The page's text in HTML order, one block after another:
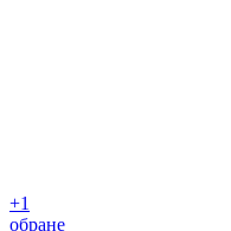
+1
обране